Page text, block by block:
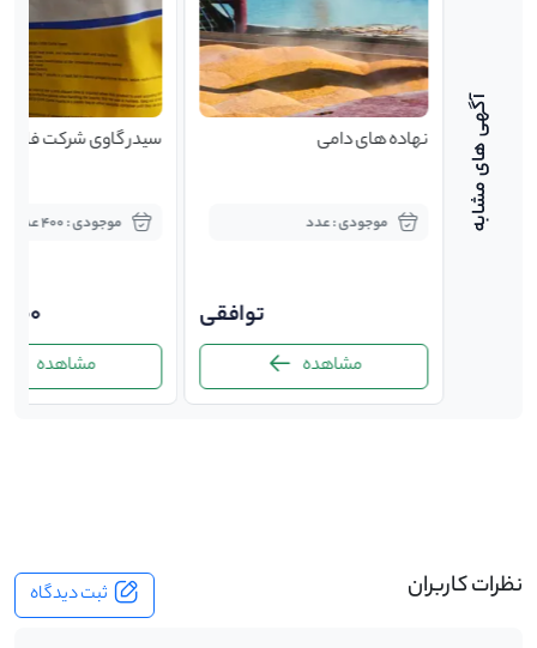
مصنوعی نهاده های دامی
موجودی : عدد
توافقی
مشاهده
سیدر گاوی شرکت فایزر
موجودی : 400 عدد
مشاهده
نظرات کاربران ثبت دیدگاه